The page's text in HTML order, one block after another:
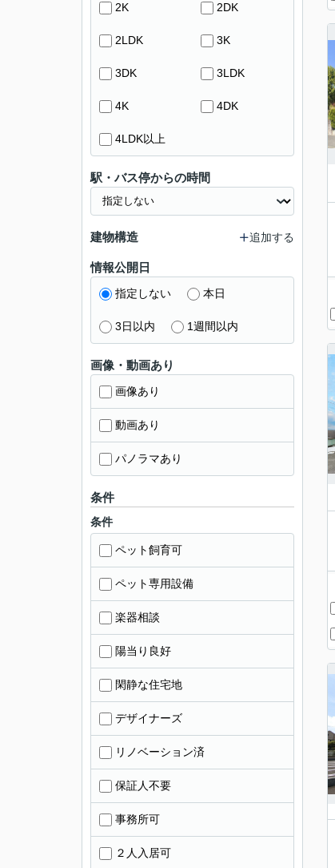
2K 2DK
2LDK 3K
3DK 3LDK
4K 4DK
4LDK以上
駅・バス停からの時間
建物構造 追加する
情報公開日
指定しない 本日
3日以内 1週間以内
画像・動画あり
画像あり
動画あり
パノラマあり
条件
条件
ペット飼育可
ペット専用設備
楽器相談
陽当り良好
閑静な住宅地
デザイナーズ
リノベーション済
保証人不要
事務所可
２人入居可